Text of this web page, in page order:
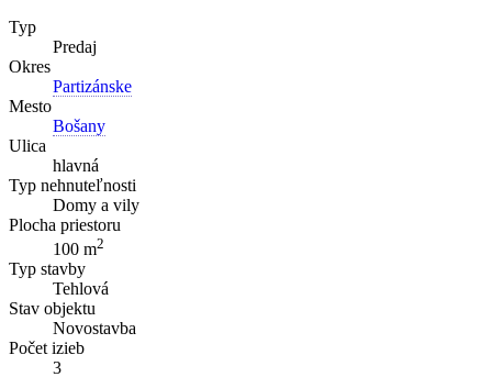
Typ
Predaj
Okres
Partizánske
Mesto
Bošany
Ulica
hlavná
Typ nehnuteľnosti
Domy a vily
Plocha priestoru
100 m2
Typ stavby
Tehlová
Stav objektu
Novostavba
Počet izieb
3